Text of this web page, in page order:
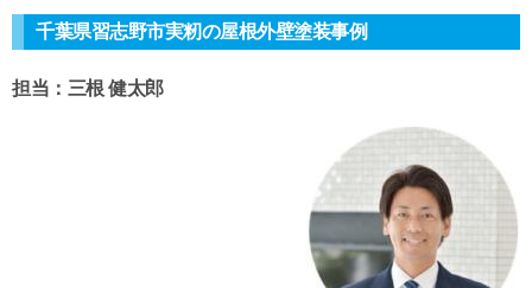
千葉県習志野市実籾の屋根外壁塗装事例
担当：三根 健太郎